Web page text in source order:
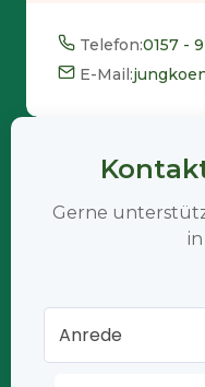
Telefon:0157 -
E-Mail:
Gerne